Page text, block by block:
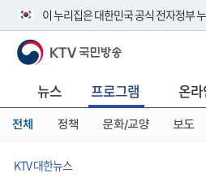
이 누리집은 대한민국 공식 전자정부
공식 누리집 주소 확인하기
니다.
이밖에 or.kr 또는 .kr등 다른 도메인 주
서 도메인 주소를 확인해 보세요
KTV 국민방송
뉴스 프로그램 온
전체 정책 문화/교양 보도
KTV 대한뉴스